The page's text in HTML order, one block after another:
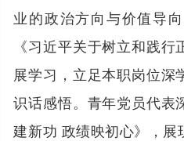
业的政治方向与价值导
《习近平关于树立和践
展学习，立足本职岗位深
识话感悟。青年党员代表
建新功 政绩映初心》，